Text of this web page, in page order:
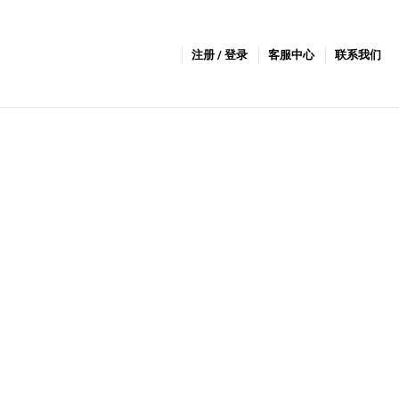
注册 / 登录 客服中心 联系我们